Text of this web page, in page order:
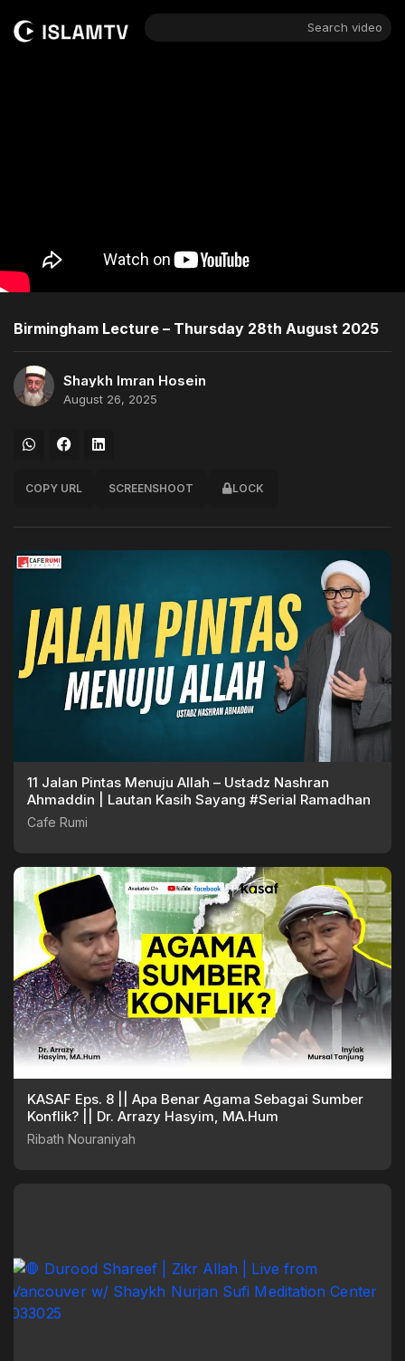
Search video
Birmingham Lecture – Thursday 28th August 2025
Shaykh Imran Hosein
August 26, 2025
COPY URL SCREENSHOOT LOCK
11 Jalan Pintas Menuju Allah – Ustadz Nashran
Ahmaddin | Lautan Kasih Sayang #Serial Ramadhan
Cafe Rumi
KASAF Eps. 8 || Apa Benar Agama Sebagai Sumber
Konflik? || Dr. Arrazy Hasyim, MA.Hum
Ribath Nouraniyah